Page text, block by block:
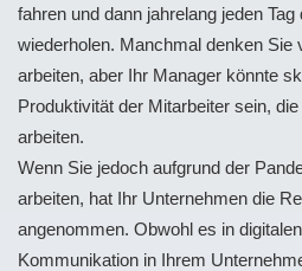
fahren und dann jahrelang jeden
wiederholen. Manchmal denken Sie
arbeiten, aber Ihr Manager könnte
Produktivität der Mitarbeiter sein,
arbeiten.
Wenn Sie jedoch aufgrund der
arbeiten, hat Ihr Unternehmen die
angenommen. Obwohl es in
Kommunikation in Ihrem